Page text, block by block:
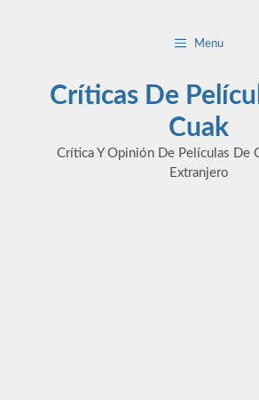
Menu
Críticas De
Cuak
Crítica Y Opinión De Películas De
Extranjero